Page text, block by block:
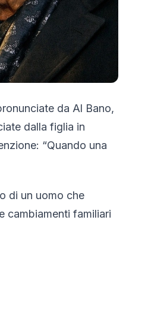
da Al Bano,
dalla figlia in
“Quando una
di un uomo che
cambiamenti familiari